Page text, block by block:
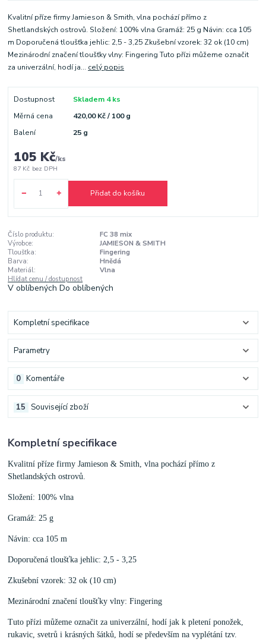
Kvalitní příze firmy Jamieson & Smith, vlna pochází přímo z
Shetlandských ostrovů. Složení: 100% vlna Gramáž: 25 g Návin: cca 105
m Doporučená tloušťka jehlic: 2,5 - 3,25 Zkušební vzorek: 32 ok (10 cm)
Mezinárodní značení tloušťky vlny: Fingering Tuto přízi můžeme označit
za univerzální, hodí ja... celý popis
Dostupnost
Skladem 4 ks
Měrná cena
420,00 Kč / 100 g
Balení
25 g
105 Kč/ks
87 Kč bez DPH
Přidat do košíku
Číslo produktu:
FC 38 mix
Výrobce:
JAMIESON & SMITH
Tloušťka:
Fingering
Barva:
Hnědá
Materiál:
Vlna
Hlídat cenu / dostupnost
V oblíbenýchDo oblíbených
Kompletní specifikace
Parametry
Komentáře
0
Související zboží
15
Kompletní specifikace
Kvalitní příze firmy Jamieson & Smith, vlna pochází přímo z
Shetlandských ostrovů.
Složení: 100% vlna
Gramáž: 25 g
Návin: cca 105 m
Doporučená tloušťka jehlic: 2,5 - 3,25
Zkušební vzorek: 32 ok (10 cm)
Mezinárodní značení tloušťky vlny: Fingering
Tuto přízi můžeme označit za univerzální, hodí jak k pletení ponožek,
rukavic, svetrů i krásných šátků, hodí se především na vyplétání tzv.